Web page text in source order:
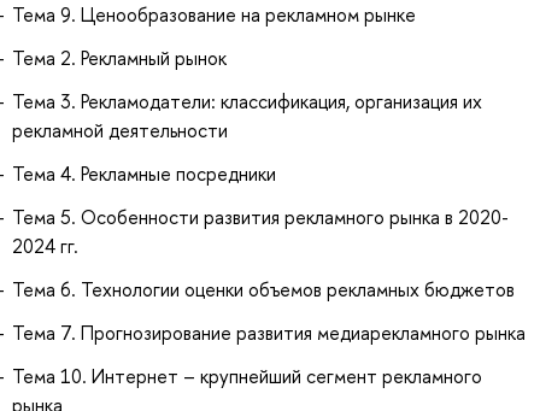
Тема 9. Ценообразование на рекламном рынке
Тема 2. Рекламный рынок
Тема 3. Рекламодатели: классификация, организация их
рекламной деятельности
Тема 4. Рекламные посредники
Тема 5. Особенности развития рекламного рынка в 2020-
2024 гг.
Тема 6. Технологии оценки объемов рекламных бюджетов
Тема 7. Прогнозирование развития медиарекламного рынка
Тема 10. Интернет – крупнейший сегмент рекламного
рынка